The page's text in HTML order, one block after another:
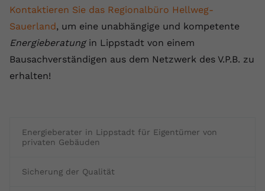
Energieberater in Lippstadt für Eigentümer von
privaten Gebäuden
Sicherung der Qualität
Kontaktieren Sie das Regionalbüro Hellweg-
Sauerland, um eine unabhängige und kompetente
Energieberatungin Lippstadt von einem
Bausachverständigen aus dem Netzwerk des V.P.B. zu
erhalten!
Name yt.innertube::requests
Anbieter youtube.com
Laufzeit Session
gesehen hat.
Name yt.innertube::nextId